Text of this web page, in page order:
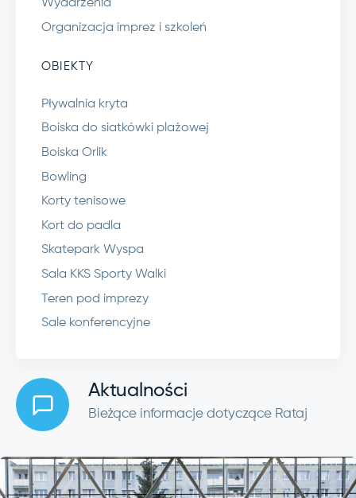
Wydarzenia
Organizacja imprez i szkoleń
OBIEKTY
Pływalnia kryta
Boiska do siatkówki plażowej
Boiska Orlik
Bowling
Korty tenisowe
Kort do padla
Skatepark Wyspa
Sala KKS Sporty Walki
Teren pod imprezy
Sale konferencyjne
Aktualności
Bieżące informacje dotyczące Rataj